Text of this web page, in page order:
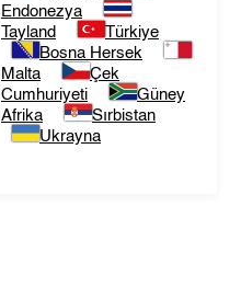
Endonezya
Tayland
Türkiye
Bosna Hersek
Malta
Çek
Cumhuriyeti
Güney
Afrika
Sırbistan
Ukrayna